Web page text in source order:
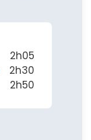
2h05
2h30
2h50